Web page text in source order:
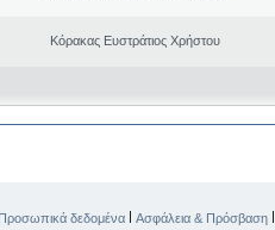
Κόρακας Ευστράτιος Χρήστου
Προσωπικά δεδομένα | Ασφάλεια & Πρόσβαση